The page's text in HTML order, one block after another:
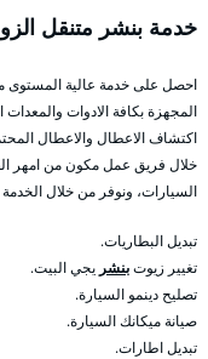
خدمة بنشر متنقل
احصل على خدمة عالية المستوى
المجهزة بكافة الادوات
اكتشاف الاعطال والاعطال
خلال فريق عمل مكون من امهر
السيارات، ونوفر من خلال
تبديل البطاريات.
تغيير زيوتبنشر يجي البيت.
تصليح دينمو السيارة.
صيانة ميكانك السيارة.
تبديل اطارات.